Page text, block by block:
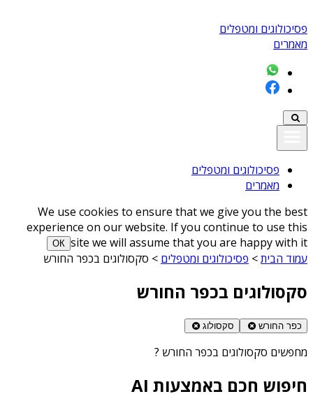
פסיכולוגים ומטפלים
מאמרים
פסיכולוגים ומטפלים
מאמרים
We use cookies to ensure that we give you the best
experience on our website. If you continue to use this
site we will assume that you are happy with it
ОК
עמוד הבית> פסיכולוגים ומטפלים > סקסולוגים בכפר החורש
סקסולוגים בכפר החורש
כפר החורש סקסולוג
מחפשים סקסולוגים בכפר החורש ?
חיפוש חכם באמצעות AI